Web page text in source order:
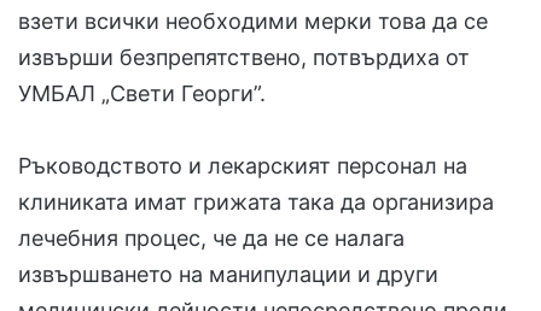
взети всички необходими мерки това да се
извърши безпрепятствено, потвърдиха от
УМБАЛ „Свети Георги”.
Ръководството и лекарският персонал на
клиниката имат грижата така да организира
лечебния процес, че да не се налага
извършването на манипулации и други